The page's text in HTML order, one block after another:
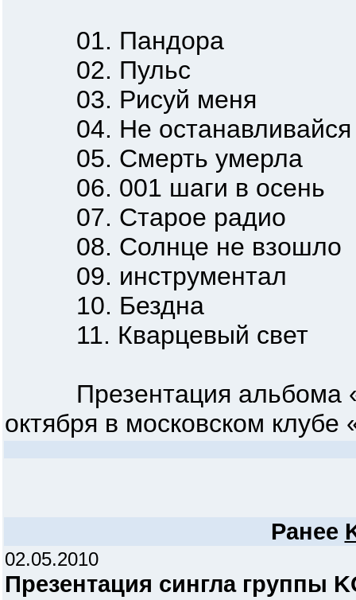
01. Пандора
02. Пульс
03. Рисуй меня
04. Не останавливайся
05. Смерть умерла
06. 001 шаги в осень
07. Старое радио
08. Солнце не взошло
09. инструментал
10. Бездна
11. Кварцевый свет
Презентация альбома
октября в московском клубе
Ранее
02.05.2010
Презентация сингла группы